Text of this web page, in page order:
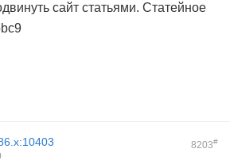
сайт статьями. Статейное
8203#